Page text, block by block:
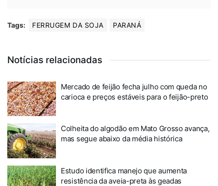
Tags: FERRUGEM DA SOJA PARANÁ
Notícias relacionadas
Mercado de feijão fecha julho com queda no
carioca e preços estáveis para o feijão-preto
Colheita do algodão em Mato Grosso avança,
mas segue abaixo da média histórica
Estudo identifica manejo que aumenta
resistência da aveia-preta às geadas